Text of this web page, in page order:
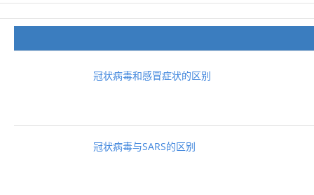
冠状病毒和感冒症状的区别
冠状病毒与SARS的区别